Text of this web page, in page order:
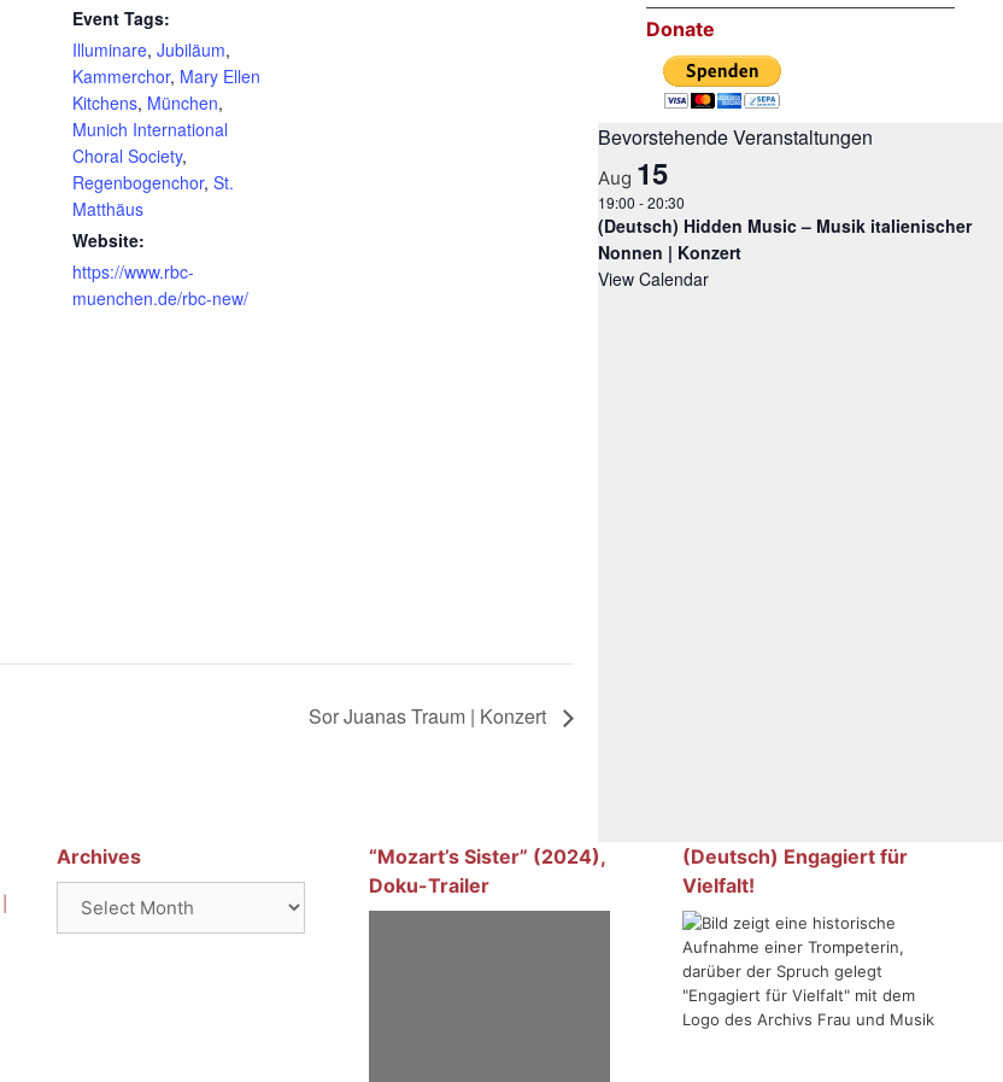
Event Tags:
Illuminare, Jubiläum,
Kammerchor, Mary Ellen
Kitchens, München,
Munich International
Choral Society,
Regenbogenchor, St.
Matthäus
Website:
https://www.rbc-
muenchen.de/rbc-new/
Sor Juanas Traum | Konzert
Donate
Bevorstehende Veranstaltungen
Aug 15
19:00 -20:30
(Deutsch) Hidden Music – Musik italienischer
Nonnen | Konzert
View Calendar
Archives
“Mozart’s Sister” (2024),
Doku-Trailer
(Deutsch) Engagiert für
Vielfalt!